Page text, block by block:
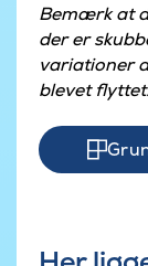
Bemærk at
der er
variationer
blevet flyttet.